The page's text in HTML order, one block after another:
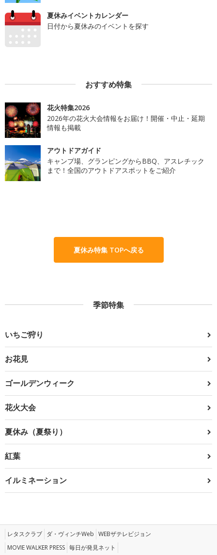
夏休みイベントカレンダー
日付から夏休みのイベントを探す
おすすめ特集
花火特集2026
2026年の花火大会情報をお届け！開催・中止・延期
情報も掲載
アウトドアガイド
キャンプ場、グランピングからBBQ、アスレチック
まで！全国のアウトドアスポットをご紹介
夏休み特集 TOPへ戻る
季節特集
いちご狩り
お花見
ゴールデンウィーク
花火大会
夏休み（夏祭り）
紅葉
イルミネーション
レタスクラブ ダ・ヴィンチWeb WEBザテレビジョン
MOVIE WALKER PRESS 毎日が発見ネット